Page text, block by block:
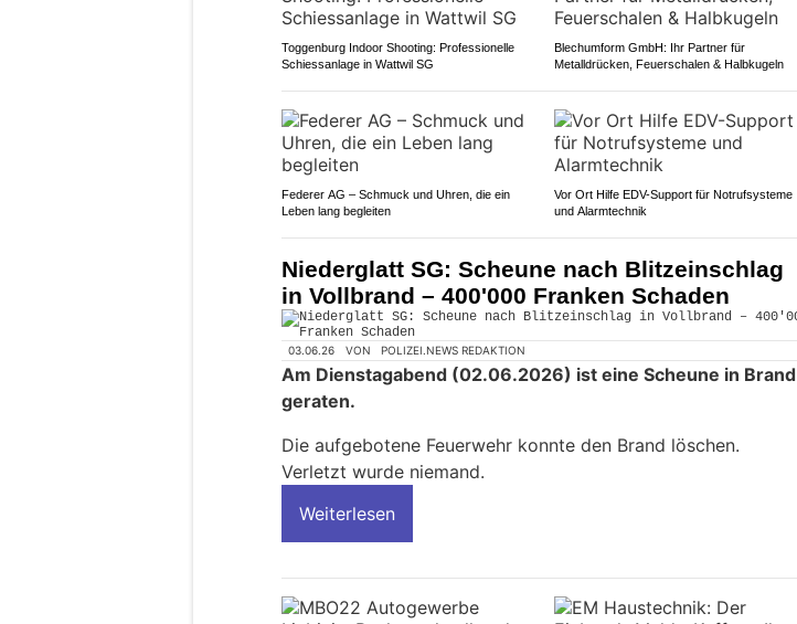
Toggenburg Indoor Shooting: Professionelle
Schiessanlage in Wattwil SG
Blechumform GmbH: Ihr Partner für
Metalldrücken, Feuerschalen & Halbkugeln
Federer AG – Schmuck und Uhren, die ein
Leben lang begleiten
Vor Ort Hilfe EDV-Support für Notrufsysteme
und Alarmtechnik
Niederglatt SG: Scheune nach Blitzeinschlag
in Vollbrand – 400'000 Franken Schaden
03.06.26 VON POLIZEI.NEWS REDAKTION
Am Dienstagabend (02.06.2026) ist eine Scheune in Brand
geraten.
Die aufgebotene Feuerwehr konnte den Brand löschen.
Verletzt wurde niemand.
Weiterlesen